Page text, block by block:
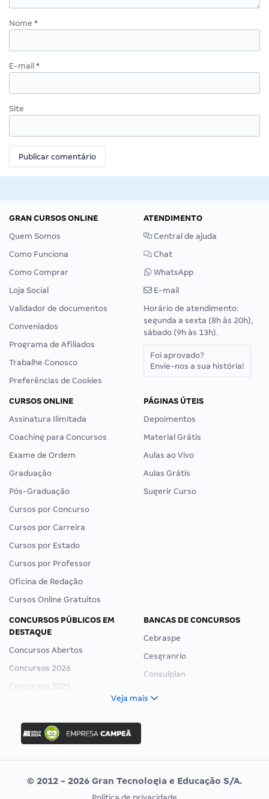
Nome *
E-mail *
Site
GRAN CURSOS ONLINE
Quem Somos
Como Funciona
Como Comprar
Loja Social
Validador de documentos
Conveniados
Programa de Afiliados
Trabalhe Conosco
Preferências de Cookies
ATENDIMENTO
Central de ajuda
Chat
WhatsApp
E-mail
Horário de atendimento:
segunda a sexta (8h às 20h),
sábado (9h às 13h).
Foi aprovado?
Envie-nos a sua história!
CURSOS ONLINE
Assinatura Ilimitada
Coaching para Concursos
Exame de Ordem
Graduação
Pós-Graduação
Cursos por Concurso
Cursos por Carreira
Cursos por Estado
Cursos por Professor
Oficina de Redação
Cursos Online Gratuitos
PÁGINAS ÚTEIS
Depoimentos
Material Grátis
Aulas ao Vivo
Aulas Grátis
Sugerir Curso
CONCURSOS PÚBLICOS EM
DESTAQUE
Concursos Abertos
Concursos 2026
Concursos 2025
Concurso Ibama
Concurso MPU
Editais publicados
BANCAS DE CONCURSOS
Cebraspe
Cesgranrio
Consulplan
Vunesp
Veja mais
© 2012 - 2026 Gran Tecnologia e Educação S/A.